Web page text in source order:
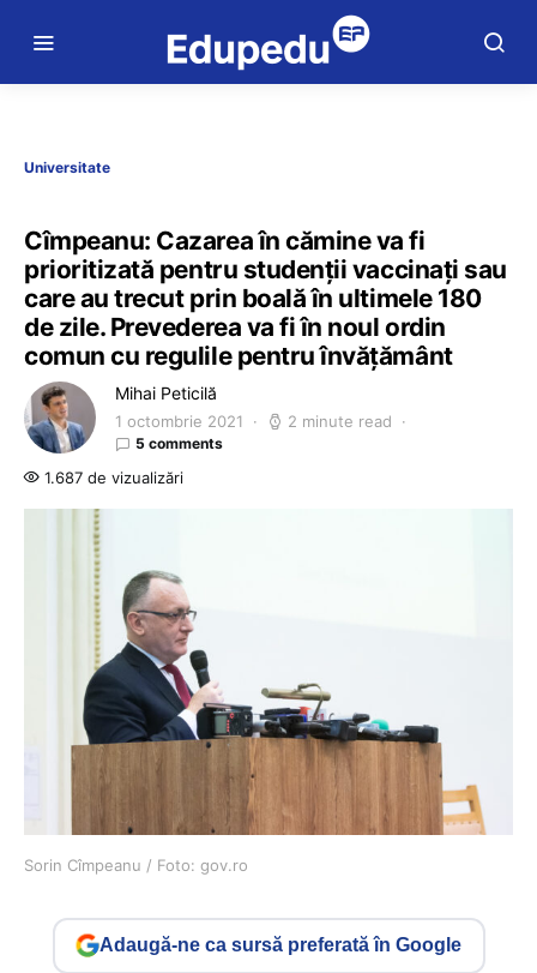
Universitate
Cîmpeanu: Cazarea în cămine va fi
prioritizată pentru studenții vaccinați sau
care au trecut prin boală în ultimele 180
de zile. Prevederea va fi în noul ordin
comun cu regulile pentru învățământ
Mihai Peticilă
1 octombrie 2021 2 minute read
5 comments
1.687 de vizualizări
Sorin Cîmpeanu / Foto: gov.ro
Adaugă-ne ca sursă preferată în Google